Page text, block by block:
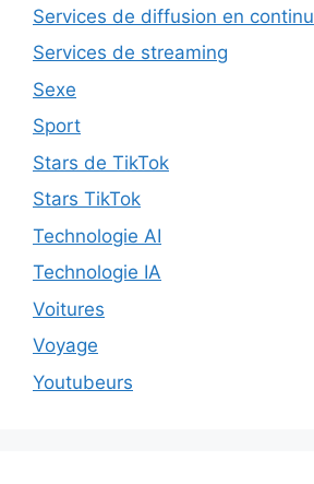
Services de diffusion en continu
Services de streaming
Sexe
Sport
Stars de TikTok
Stars TikTok
Technologie AI
Technologie IA
Voitures
Voyage
Youtubeurs